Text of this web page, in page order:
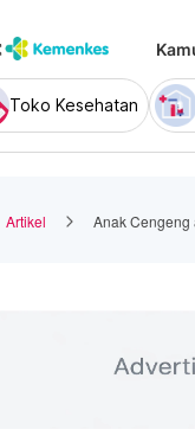
Toko Kesehatan
Artikel Anak Cengeng